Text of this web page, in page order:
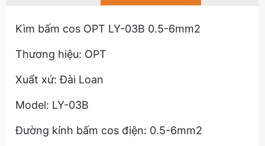
Kìm bấm cos OPT LY-03B 0.5-6mm2
Thương hiệu: OPT
Xuẩt xứ: Đài Loan
Model: LY-03B
Đường kính bấm cos điện: 0.5-6mm2